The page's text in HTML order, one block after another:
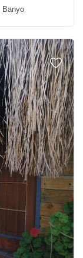
Banyo